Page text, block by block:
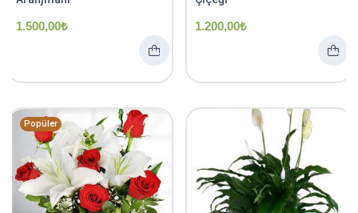
1.500,00₺ 1.200,00₺
Popüler